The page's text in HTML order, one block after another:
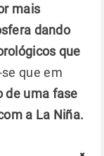
mais
dando
que
que em
de uma fase
a La Niña.